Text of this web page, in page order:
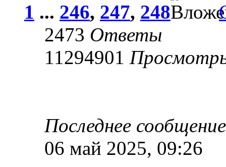
1 ... 246, 247, 248
2473 Ответы
11294901
Последнее
06 май 2025, 09:26